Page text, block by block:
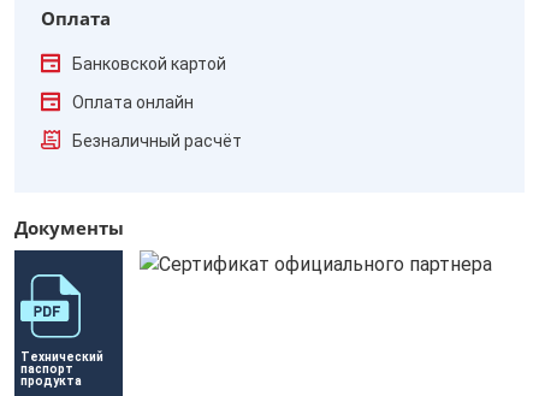
Оплата
Банковской картой
Оплата онлайн
Безналичный расчёт
Документы
Технический
паспорт
продукта